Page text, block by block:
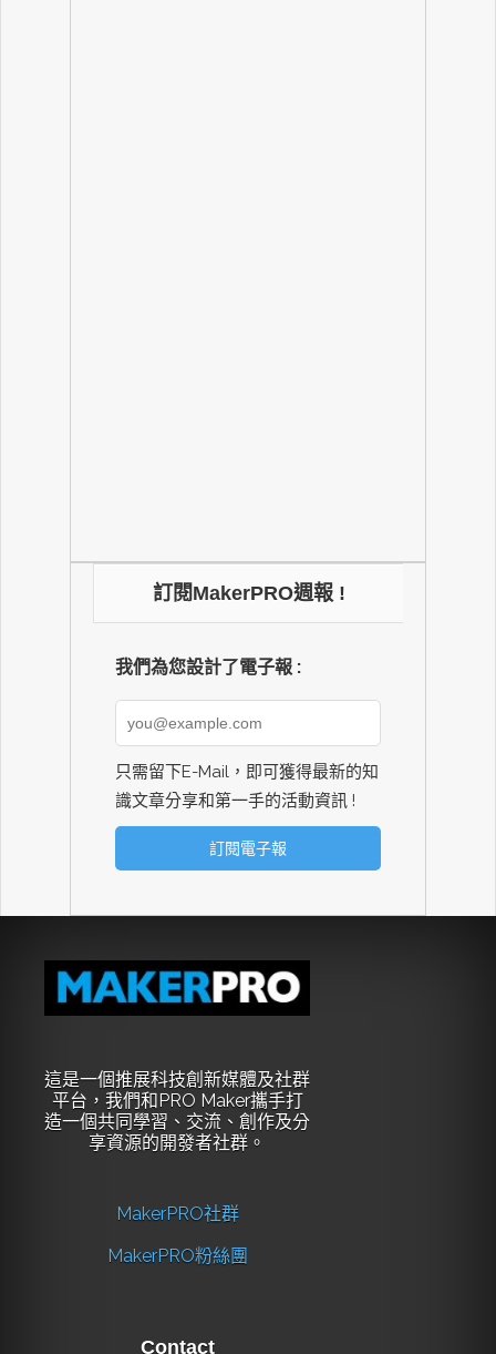
訂閱MakerPRO週報 !
我們為您設計了電子報 :
只需留下E-Mail，即可獲得最新的知
識文章分享和第一手的活動資訊 !
這是一個推展科技創新媒體及社群
平台，我們和PRO Maker攜手打
造一個共同學習、交流、創作及分
享資源的開發者社群。
MakerPRO社群
MakerPRO粉絲團
Contact